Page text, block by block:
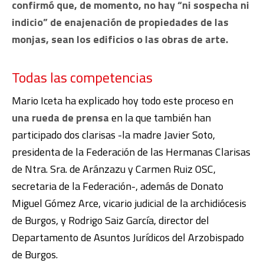
confirmó que, de momento, no hay “ni sospecha ni
indicio” de enajenación de propiedades de las
monjas, sean los edificios o las obras de arte.
Todas las competencias
Mario Iceta ha explicado hoy todo este proceso en
una rueda de prensaen la que también han
participado dos clarisas -la madre Javier Soto,
presidenta de la Federación de las Hermanas Clarisas
de Ntra. Sra. de Aránzazu y Carmen Ruiz OSC,
secretaria de la Federación-, además de Donato
Miguel Gómez Arce, vicario judicial de la archidiócesis
de Burgos, y Rodrigo Saiz García, director del
Departamento de Asuntos Jurídicos del Arzobispado
de Burgos.